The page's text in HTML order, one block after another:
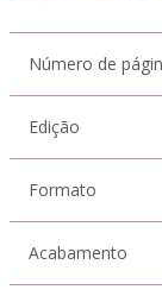
Número de
Edição
Formato
Acabamento